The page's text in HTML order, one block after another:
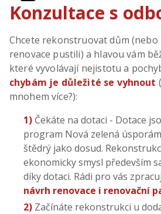
Konzultace s
Chcete rekonstruovat dům (nebo
renovace pustili) a hlavou vám
které vyvolávají nejistotu a
chybám je důležité se vyhnout
mnohem více?):
1) Čekáte na dotaci - Dotace
program Nová zelená
štědrý jako dosud.
ekonomicky smysl především
díky dotaci. Rádi pro vás
návrh renovace i renovační
2) Začínáte rekonstrukci u